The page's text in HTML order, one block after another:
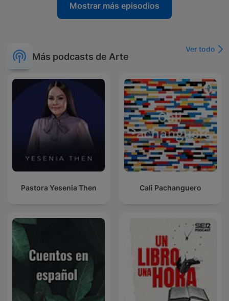
Mostrar más episodios
Más podcasts de Arte
Ver todo
Pastora Yesenia Then Cali Pachanguero